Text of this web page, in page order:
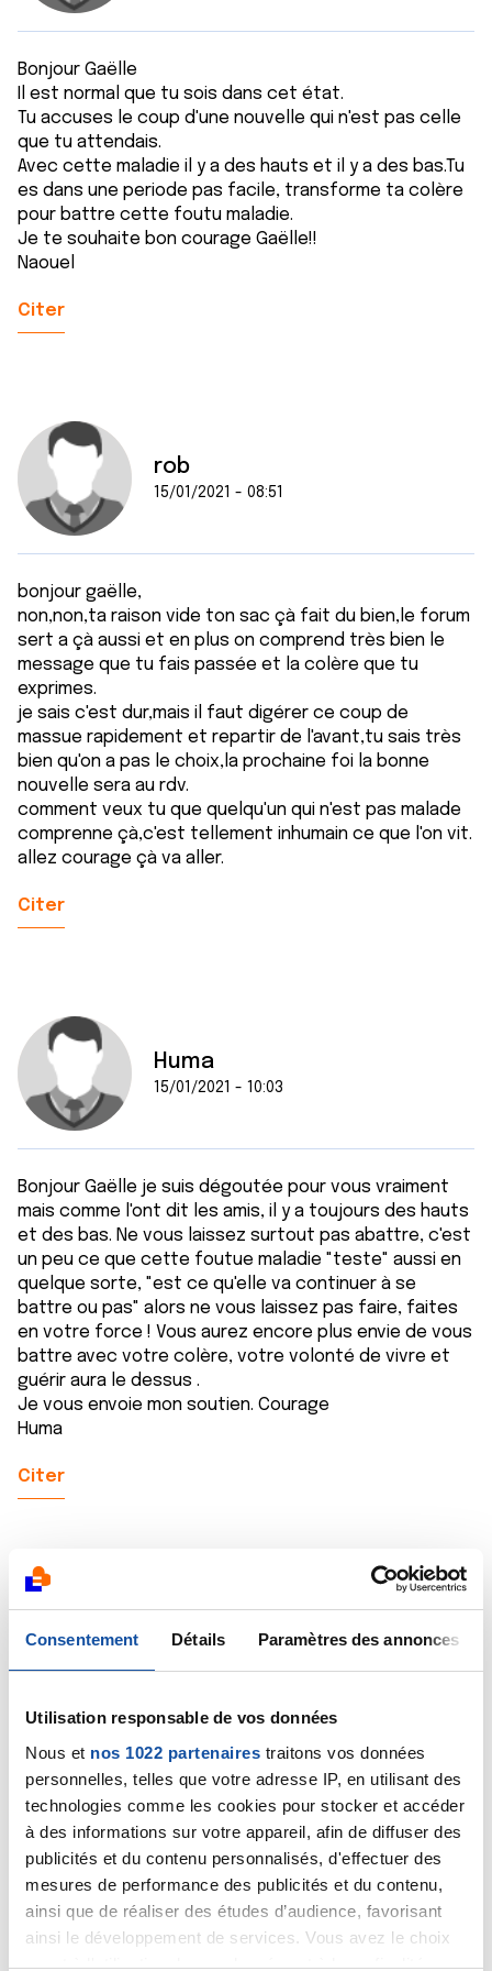
Consentement Détails Paramètres des annonces
Utilisation responsable de vos données
Nous et nos 1022 partenaires traitons vos données
personnelles, telles que votre adresse IP, en utilisant des
technologies comme les cookies pour stocker et accéder
à des informations sur votre appareil, afin de diffuser des
publicités et du contenu personnalisés, d'effectuer des
mesures de performance des publicités et du contenu,
ainsi que de réaliser des études d’audience, favorisant
ainsi le développement de services. Vous avez le choix
quant à l'utilisation de vos données et à leurs finalités.
Bonjour Gaëlle
Il est normal que tu sois dans cet état.
Tu accuses le coup d'une nouvelle qui n'est pas celle
que tu attendais.
Avec cette maladie il y a des hauts et il y a des bas.Tu
es dans une periode pas facile, transforme ta colère
pour battre cette foutu maladie.
Je te souhaite bon courage Gaëlle!!
Naouel
Citer
rob
15/01/2021 - 08:51
bonjour gaëlle,
non,non,ta raison vide ton sac çà fait du bien,le forum
sert a çà aussi et en plus on comprend très bien le
message que tu fais passée et la colère que tu
exprimes.
je sais c'est dur,mais il faut digérer ce coup de
massue rapidement et repartir de l'avant,tu sais très
bien qu'on a pas le choix,la prochaine foi la bonne
nouvelle sera au rdv.
comment veux tu que quelqu'un qui n'est pas malade
comprenne çà,c'est tellement inhumain ce que l'on vit.
allez courage çà va aller.
Citer
Huma
15/01/2021 - 10:03
Bonjour Gaëlle je suis dégoutée pour vous vraiment
mais comme l'ont dit les amis, il y a toujours des hauts
et des bas. Ne vous laissez surtout pas abattre, c'est
un peu ce que cette foutue maladie "teste" aussi en
quelque sorte, "est ce qu'elle va continuer à se
battre ou pas" alors ne vous laissez pas faire, faites
en votre force ! Vous aurez encore plus envie de vous
battre avec votre colère, votre volonté de vivre et
guérir aura le dessus .
Je vous envoie mon soutien. Courage
Huma
Citer
Cathy92
Coucou Gaëlle
Je n'ai pas vu ton post plus tôt car je suis rentrée
hypertard de ma 1ere séance de chimio du 3ème
protocole et ce matin j'ai fait la marmotte hyper
crevée.
Alors OUI tu as le droit et même le devoir de sortir ta
colère sinon elle va te pourrir de l'intérieur. Allez sois
en colère ! Frappe virtuellement sur cette sale
bestiole qui nous ronge mais je sais que tu vas